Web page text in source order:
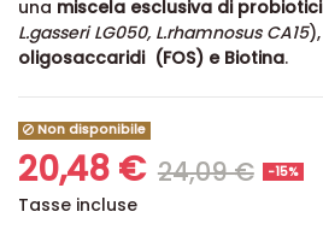
una miscela esclusiva di probiotici
L.gasseri LG050, L.rhamnosus CA15),
oligosaccaridi (FOS) e Biotina.
Non disponibile
20,48 € 24,09 € -15%
Tasse incluse